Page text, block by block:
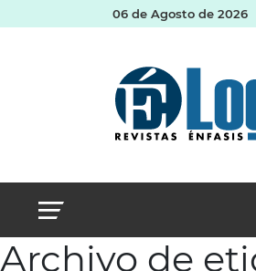
06 de Agosto de 2026
Archivo de